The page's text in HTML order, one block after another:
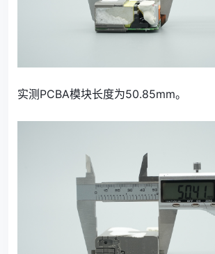
实测PCBA模块长度为50.85mm。